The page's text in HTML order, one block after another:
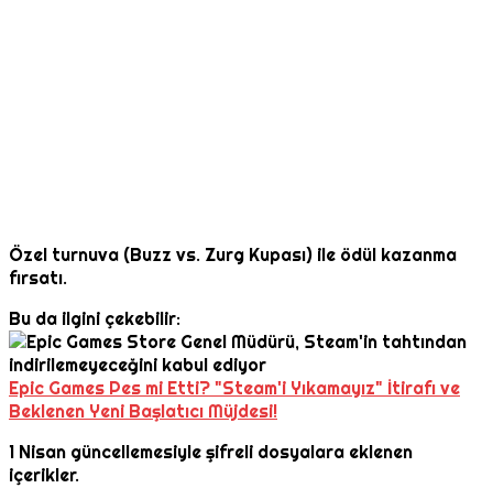
Özel turnuva (Buzz vs. Zurg Kupası) ile ödül kazanma
fırsatı.
Bu da ilgini çekebilir:
Epic Games Pes mi Etti? "Steam'i Yıkamayız" İtirafı ve
Beklenen Yeni Başlatıcı Müjdesi!
1 Nisan güncellemesiyle şifreli dosyalara eklenen
içerikler.